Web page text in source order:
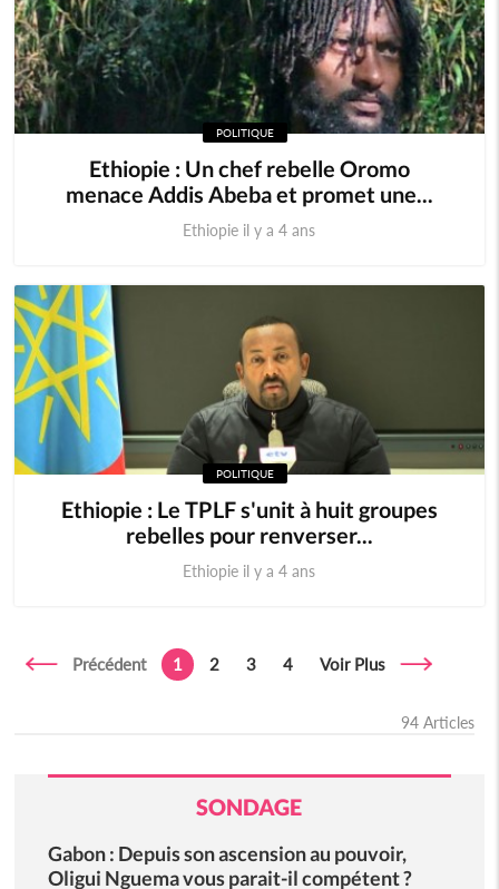
POLITIQUE
Ethiopie : Un chef rebelle Oromo
menace Addis Abeba et promet une...
Ethiopie il y a 4 ans
POLITIQUE
Ethiopie : Le TPLF s'unit à huit groupes
rebelles pour renverser...
Ethiopie il y a 4 ans
Précédent 1 2 3 4 Voir Plus
94 Articles
SONDAGE
Gabon : Depuis son ascension au pouvoir,
Oligui Nguema vous parait-il compétent ?